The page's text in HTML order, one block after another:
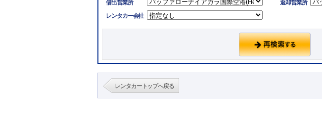
借出営業所
レンタカー会社
返却営業所
レンタカートップへ戻る